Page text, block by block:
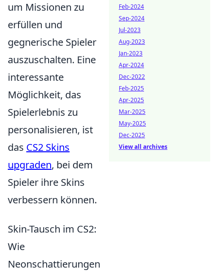
um Missionen zu
erfüllen und
gegnerische Spieler
auszuschalten. Eine
interessante
Möglichkeit, das
Spielerlebnis zu
personalisieren, ist
das CS2 Skins
upgraden, bei dem
Spieler ihre Skins
verbessern können.
Skin-Tausch im CS2:
Wie
Neonschattierungen
Feb-2024
Sep-2024
Jul-2023
Aug-2023
Jan-2023
Apr-2024
Dec-2022
Feb-2025
Apr-2025
Mar-2025
May-2025
Dec-2025
View all archives